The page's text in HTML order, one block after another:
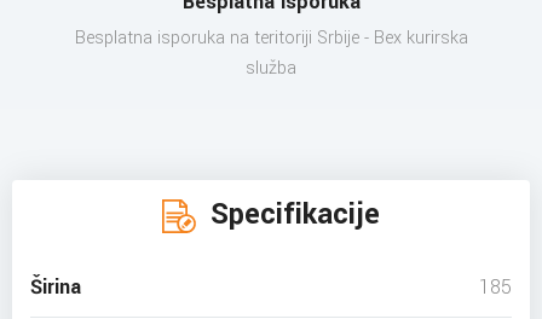
Besplatna isporuka na teritoriji Srbije - Bex kurirska
služba
Specifikacije
Širina 185